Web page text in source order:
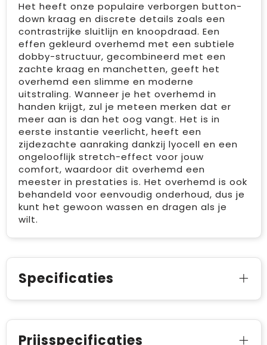
Het heeft onze populaire verborgen button-
down kraag en discrete details zoals een
contrastrijke sluitlijn en knoopdraad. Een
effen gekleurd overhemd met een subtiele
dobby-structuur, gecombineerd met een
zachte kraag en manchetten, geeft het
overhemd een slimme en moderne
uitstraling. Wanneer je het overhemd in
handen krijgt, zul je meteen merken dat er
meer aan is dan het oog vangt. Het is in
eerste instantie veerlicht, heeft een
zijdezachte aanraking dankzij lyocell en een
ongelooflijk stretch-effect voor jouw
comfort, waardoor dit overhemd een
meester in prestaties is. Het overhemd is ook
behandeld voor eenvoudig onderhoud, dus je
kunt het gewoon wassen en dragen als je
wilt.
Specificaties
Prijsspecificaties